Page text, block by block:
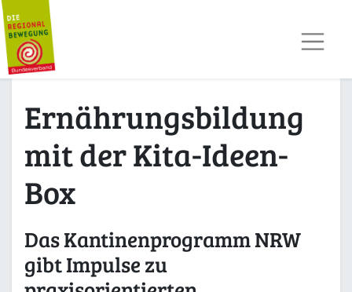
KONTAKT MITGLIED WERDEN
Ernährungsbildung
mit der Kita-Ideen-
Box
Das Kantinenprogramm NRW
gibt Impulse zu